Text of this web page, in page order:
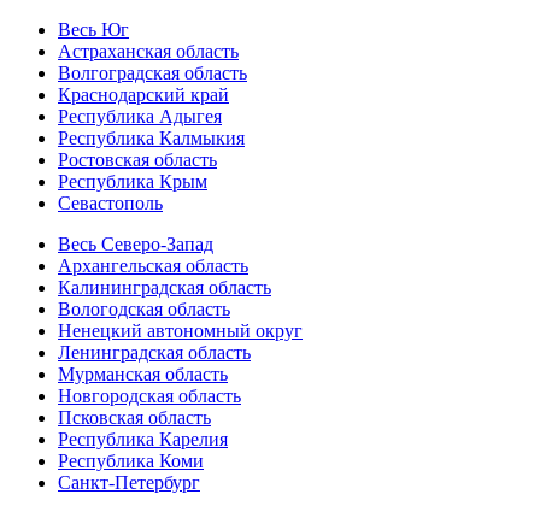
Весь Юг
Астраханская область
Волгоградская область
Краснодарский край
Республика Адыгея
Республика Калмыкия
Ростовская область
Республика Крым
Севастополь
Весь Северо-Запад
Архангельская область
Калининградская область
Вологодская область
Ненецкий автономный округ
Ленинградская область
Мурманская область
Новгородская область
Псковская область
Республика Карелия
Республика Коми
Санкт-Петербург